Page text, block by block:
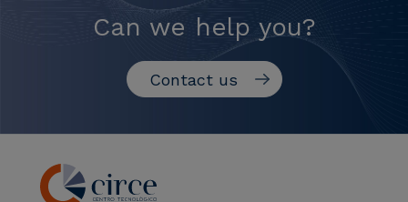
Can we help you?
Contact us